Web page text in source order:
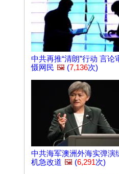
中共再推“清朗”行动 言论
慑网民 🖼️ (7,136次)
中共海军澳洲外海实弹演
机急改道 🖼️ (6,291次)